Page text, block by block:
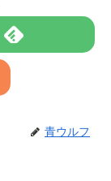
青ウルフ